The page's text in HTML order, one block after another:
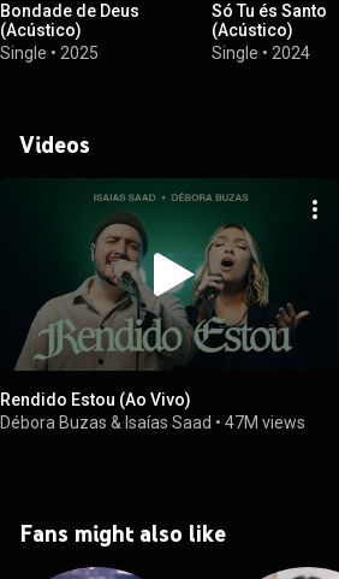
Bondade de Deus
(Acústico)
Single • 2025
Só Tu és Santo
(Acústico)
Single • 2024
Videos
Rendido Estou (Ao Vivo)
Débora Buzas & Isaías Saad • 47M views
Fans might also like